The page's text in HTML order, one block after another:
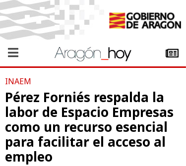
INAEM
Pérez Forniés respalda la
labor de Espacio Empresas
como un recurso esencial
para facilitar el acceso al
empleo